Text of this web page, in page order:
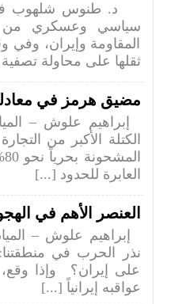
د. طنوس شلهوب في
سياسي وعسكري من
المقاومة وإيران،
ثقلها على محاولة
مضيق هرمز في
إبراهيم علوش –
الكتلة الأكبر من
العابرة للحدود [...]
العنصر الأهم في
إبراهيم علوش –
نذر الحرب في
على إيران؟ وإذا
عواقبه إيرانياً [...]